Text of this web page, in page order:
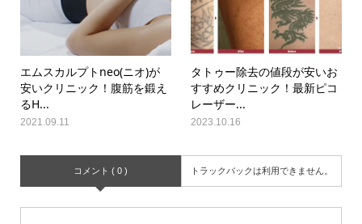
エムスカルプトneo(ニオ)が
安いクリニック！腹筋を鍛え
るH...
2021.09.11
タトゥー除去の値段が安いお
すすめクリニック！最新ピコ
レーザー...
2023.10.16
コメント ( 0 ) トラックバックは利用できません。